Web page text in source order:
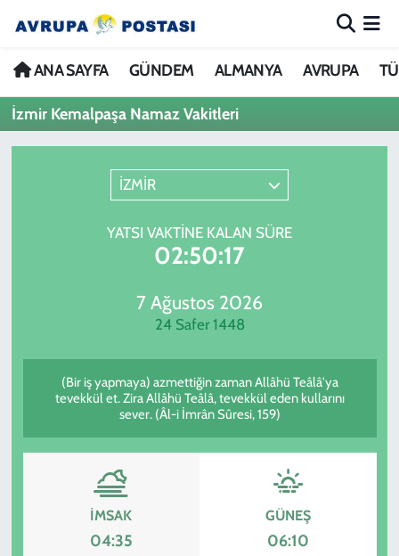
ANA SAYFA GÜNDEM ALMANYA AVRUPA
İzmir Kemalpaşa Namaz Vakitleri
İZMİR
YATSI VAKTINE KALAN SÜRE
02:50:17
7 Ağustos 2026
24 Safer 1448
(Bir iş yapmaya) azmettiğin zaman Allâhü Teâlâ'ya
tevekkül et. Zira Allâhü Teâlâ, tevekkül eden kullarını
sever. (Âl-i İmrân Sûresi, 159)
İMSAK
04:35
GÜNEŞ
06:10
ANA SAYFA
GÜNDEM
SPOR
YAZARLAR
Nöbetçi Eczaneler
Hava Durumu
Trafik Durumu
Avrupa Ligi Puan Durumu ve Fikstür
Tüm Manşetler
Haber Arşivi